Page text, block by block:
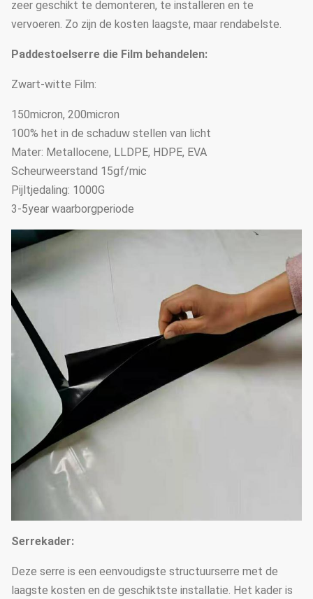
zeer geschikt te demonteren, te installeren en te
vervoeren. Zo zijn de kosten laagste, maar rendabelste.
Paddestoelserre die Film behandelen:
Zwart-witte Film:
150micron, 200micron
100% het in de schaduw stellen van licht
Mater: Metallocene, LLDPE, HDPE, EVA
Scheurweerstand 15gf/mic
Pijltjedaling: 1000G
3-5year waarborgperiode
Serrekader:
Deze serre is een eenvoudigste structuurserre met de
laagste kosten en de geschiktste installatie. Het kader is